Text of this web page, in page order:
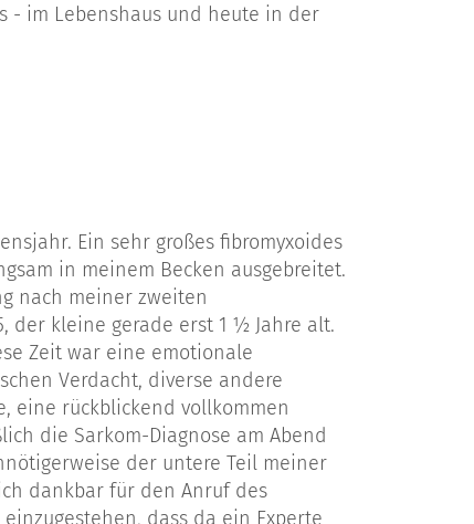
- im Lebenshaus und heute in der
Ein sehr großes fibromyxoides
in meinem Becken ausgebreitet.
nach meiner zweiten
der kleine gerade erst 1 ½ Jahre alt.
Zeit war eine emotionale
Verdacht, diverse andere
eine rückblickend vollkommen
die Sarkom-Diagnose am Abend
der untere Teil meiner
dankbar für den Anruf des
dass da ein Experte